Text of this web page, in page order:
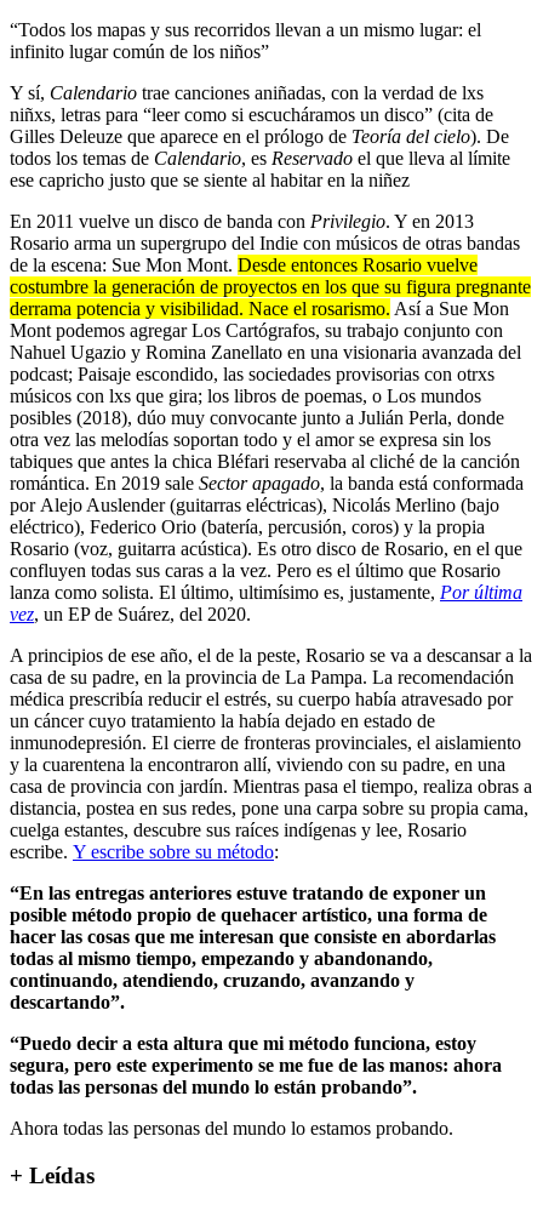
“Todos los mapas y sus recorridos llevan a un mismo lugar: el
infinito lugar común de los niños”
Y sí, Calendario trae canciones aniñadas, con la verdad de lxs
niñxs, letras para “leer como si escucháramos un disco” (cita de
Gilles Deleuze que aparece en el prólogo de Teoría del cielo). De
todos los temas de Calendario, es Reservado el que lleva al límite
ese capricho justo que se siente al habitar en la niñez
En 2011 vuelve un disco de banda con Privilegio. Y en 2013
Rosario arma un supergrupo del Indie con músicos de otras bandas
de la escena: Sue Mon Mont. Desde entonces Rosario vuelve
costumbre la generación de proyectos en los que su figura pregnante
derrama potencia y visibilidad. Nace el rosarismo. Así a Sue Mon
Mont podemos agregar Los Cartógrafos, su trabajo conjunto con
Nahuel Ugazio y Romina Zanellato en una visionaria avanzada del
podcast; Paisaje escondido, las sociedades provisorias con otrxs
músicos con lxs que gira; los libros de poemas, o Los mundos
posibles (2018), dúo muy convocante junto a Julián Perla, donde
otra vez las melodías soportan todo y el amor se expresa sin los
tabiques que antes la chica Bléfari reservaba al cliché de la canción
romántica. En 2019 sale Sector apagado, la banda está conformada
por Alejo Auslender (guitarras eléctricas), Nicolás Merlino (bajo
eléctrico), Federico Orio (batería, percusión, coros) y la propia
Rosario (voz, guitarra acústica). Es otro disco de Rosario, en el que
confluyen todas sus caras a la vez. Pero es el último que Rosario
lanza como solista. El último, ultimísimo es, justamente, Por última
vez, un EP de Suárez, del 2020.
A principios de ese año, el de la peste, Rosario se va a descansar a la
casa de su padre, en la provincia de La Pampa. La recomendación
médica prescribía reducir el estrés, su cuerpo había atravesado por
un cáncer cuyo tratamiento la había dejado en estado de
inmunodepresión. El cierre de fronteras provinciales, el aislamiento
y la cuarentena la encontraron allí, viviendo con su padre, en una
casa de provincia con jardín. Mientras pasa el tiempo, realiza obras a
distancia, postea en sus redes, pone una carpa sobre su propia cama,
cuelga estantes, descubre sus raíces indígenas y lee, Rosario
escribe. Y escribe sobre su método:
“En las entregas anteriores estuve tratando de exponer un
posible método propio de quehacer artístico, una forma de
hacer las cosas que me interesan que consiste en abordarlas
todas al mismo tiempo, empezando y abandonando,
continuando, atendiendo, cruzando, avanzando y
descartando”.
“Puedo decir a esta altura que mi método funciona, estoy
segura, pero este experimento se me fue de las manos: ahora
todas las personas del mundo lo están probando”.
Ahora todas las personas del mundo lo estamos probando.
+ Leídas